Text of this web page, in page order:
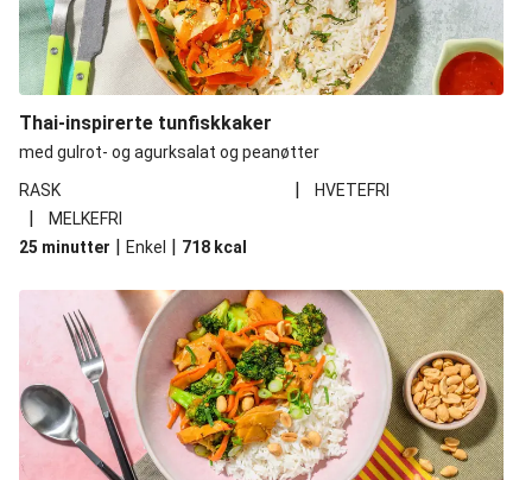
Thai-inspirerte tunfiskkaker
med gulrot- og agurksalat og peanøtter
RASK
| HVETEFRI
|
MELKEFRI
25 minutter | Enkel | 718 kcal